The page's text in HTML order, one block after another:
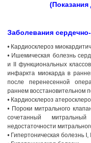
(Показания
Заболевания
• Кардиосклероз
• Ишемическая болезнь
и II функциональных
инфаркта миокарда в
после перенесенной
раннем восстановительном
• Кардиосклероз
• Пороки митрального
сочетанный
недостаточности
• Гипертоническая болезнь